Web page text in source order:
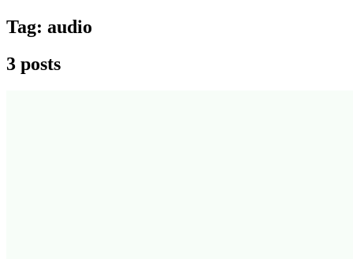
Tag: audio
3 posts